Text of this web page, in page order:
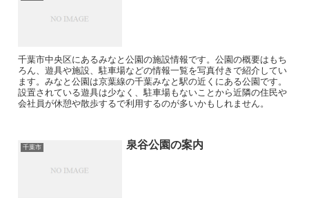
千葉市中央区にあるみなと公園の施設情報です。公園の概要はもち
ろん、遊具や施設、駐車場などの情報一覧を写真付きで紹介してい
ます。みなと公園は京葉線の千葉みなと駅の近くにある公園です。
設置されている遊具は少なく、駐車場もないことから近隣の住民や
会社員が休憩や散歩するで利用するのが多いかもしれません。
千葉市 泉谷公園の案内